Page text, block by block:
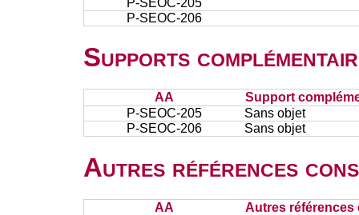
P-SEOC-205
P-SEOC-206
Supports
AA
Support
P-SEOC-205
Sans objet
P-SEOC-206
Sans objet
Autres références
AA
Autres références